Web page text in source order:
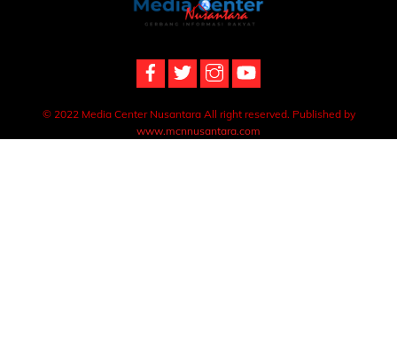
To
© 2022 Media Center Nusantara All right reserved. Published by
www.mcnnusantara.com